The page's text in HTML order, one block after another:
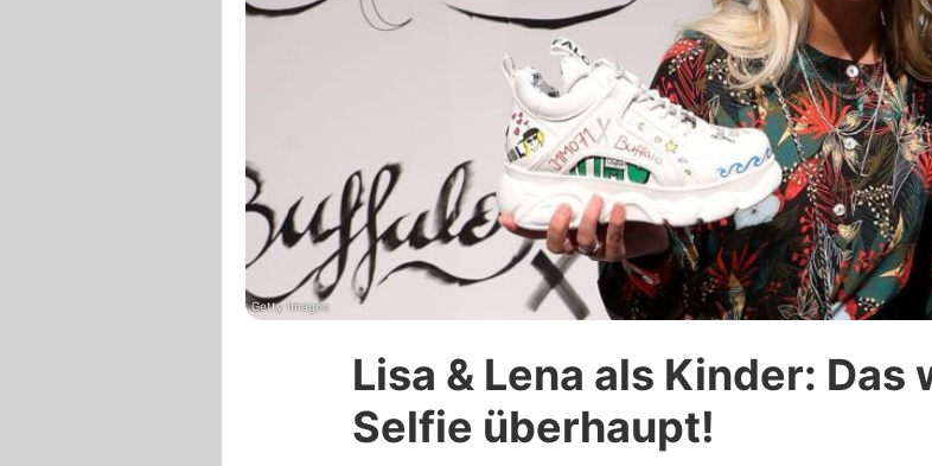
Alle Themen auf
Jobs
App runterladen
Team
Redaktionelle Richtlinien
Impressum
Datenschutzerklärung
Nutzungsbedingungen
Getty Images
Lisa & Lena als Kinder:
Selfie überhaupt!